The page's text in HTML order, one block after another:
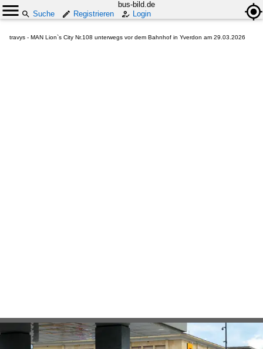
bus-bild.de
Suche
Registrieren Login
travys - MAN Lion`s City Nr.108 unterwegs vor dem Bahnhof in Yverdon am 29.03.2026